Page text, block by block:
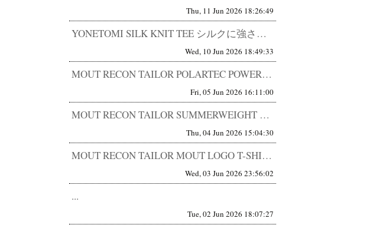
Thu, 11 Jun 2026 18:26:49
YONETOMI SILK KNIT TEE シルクに強さを与えた。 触った瞬間に、仕入れを決めた。 正直、こういうシル...
Wed, 10 Jun 2026 18:49:33
MOUT RECON TAILOR POLARTEC POWER DRY TACTICAL T-SHIRTS MT-19...
Fri, 05 Jun 2026 16:11:00
MOUT RECON TAILOR SUMMERWEIGHT MDU SHORTS MT-1906 違和感は、やがて基準...
Thu, 04 Jun 2026 15:04:30
MOUT RECON TAILOR MOUT LOGO T-SHIRTS MT-1910 機能の先に、都市がある。 昔は...
Wed, 03 Jun 2026 23:56:02
...
Tue, 02 Jun 2026 18:07:27